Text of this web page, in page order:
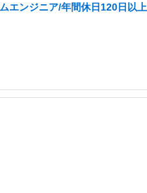
エンジニア/年間休日120日以上